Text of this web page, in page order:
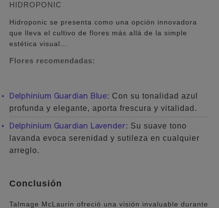
HIDROPONIC
Hidroponic se presenta como una opción innovadora
que lleva el cultivo de flores más allá de la simple
estética visual...
Flores recomendadas:
Delphinium Guardian Blue: Con su tonalidad azul
profunda y elegante, aporta frescura y vitalidad.
Delphinium Guardian Lavender: Su suave tono
lavanda evoca serenidad y sutileza en cualquier
arreglo.
Conclusión
Talmage McLaurin ofreció una visión invaluable durante